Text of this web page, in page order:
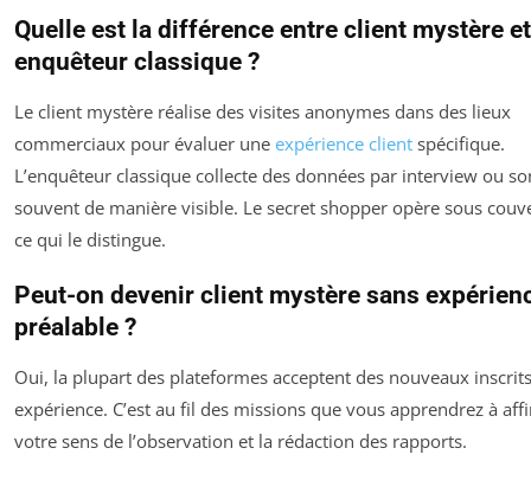
Quelle est la différence entre client mystère et
enquêteur classique ?
Le client mystère réalise des visites anonymes dans des lieux
commerciaux pour évaluer une expérience client spécifique.
L’enquêteur classique collecte des données par interview ou
souvent de manière visible. Le secret shopper opère sous
ce qui le distingue.
Peut-on devenir client mystère sans
préalable ?
Oui, la plupart des plateformes acceptent des nouveaux
expérience. C’est au fil des missions que vous apprendrez à
votre sens de l’observation et la rédaction des rapports.